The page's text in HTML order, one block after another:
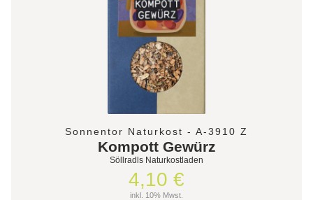
Sonnentor Naturkost - A-3910 Z
Kompott Gewürz
Söllradls Naturkostladen
4,10 €
inkl. 10% Mwst.